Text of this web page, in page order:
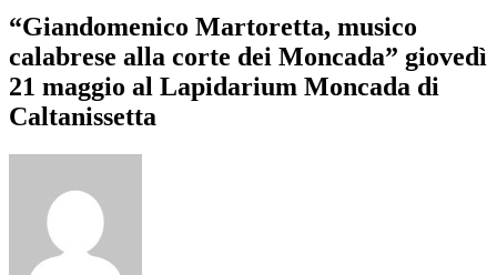
“Giandomenico Martoretta, musico
calabrese alla corte dei Moncada” giovedì
21 maggio al Lapidarium Moncada di
Caltanissetta